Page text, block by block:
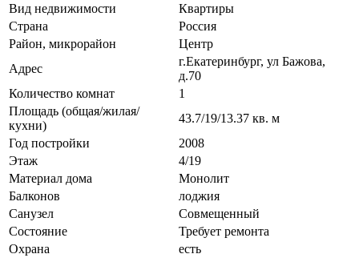
Вид недвижимости
Квартиры
Страна
Россия
Район, микрорайон
Центр
Адрес
г.Екатеринбург, ул Бажова,
д.70
Количество комнат
1
Площадь (общая/жилая/
кухни)
43.7/19/13.37 кв. м
Год постройки
2008
Этаж
4/19
Материал дома
Монолит
Балконов
лоджия
Санузел
Совмещенный
Состояние
Требует ремонта
Охрана
есть